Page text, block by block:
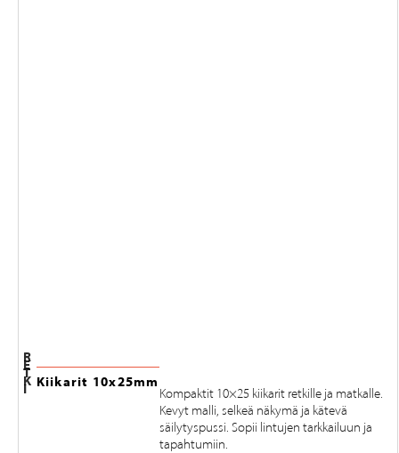
R
E
T
K
I Kiikarit 10x25mm
Kompaktit 10×25 kiikarit retkille ja matkalle.
Kevyt malli, selkeä näkymä ja kätevä
säilytyspussi. Sopii lintujen tarkkailuun ja
tapahtumiin.